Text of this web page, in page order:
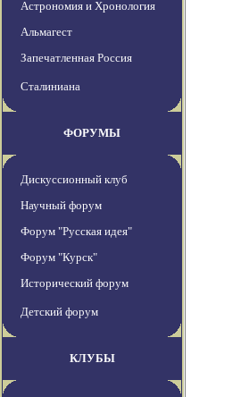
Астрономия и Хронология
Альмагест
Запечатленная Россия
Сталиниана
ФОРУМЫ
Дискуссионный клуб
Научный форум
Форум "Русская идея"
Форум "Курск"
Исторический форум
Детский форум
КЛУБЫ